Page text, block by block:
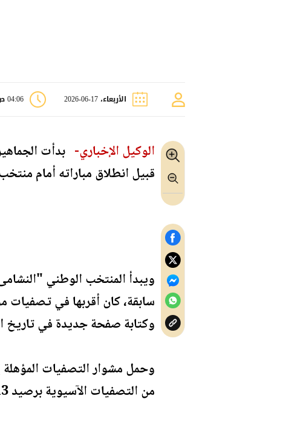
الأربعاء، 17-06-2026 04:06 ص
الوكيل الإخباري- بدأت
قبيل انطلاق مباراته أمام
وكتابة صفحة جديدة في تاريخ
من التصفيات الآسيوية برصيد 13 نقطة، جمعها من أربعة انتصارات وتعادل واحد وخسارة واحدة.